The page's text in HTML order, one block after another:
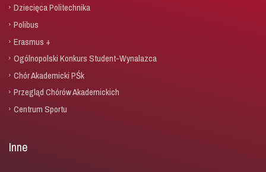
Dziecięca Politechnika
Polibus
Erasmus +
Ogólnopolski Konkurs Student-Wynalazca
Chór Akademicki PŚk
Przegląd Chórów Akademickich
Centrum Sportu
Inne